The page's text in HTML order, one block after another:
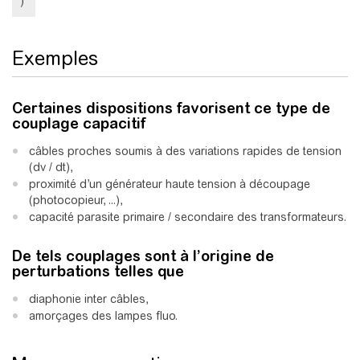
Exemples
Certaines dispositions favorisent ce type de
couplage capacitif
câbles proches soumis à des variations rapides de tension
(dv / dt),
proximité d’un générateur haute tension à découpage
(photocopieur, ...),
capacité parasite primaire / secondaire des transformateurs.
De tels couplages sont à l’origine de
perturbations telles que
diaphonie inter câbles,
amorçages des lampes fluo.